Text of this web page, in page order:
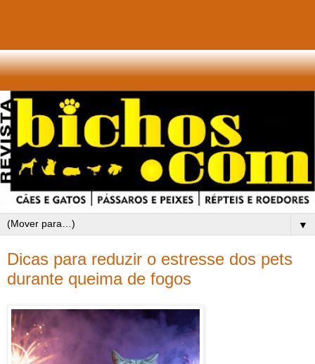
▼
Dicas para reduzir o estresse dos pets
durante queima de fogos